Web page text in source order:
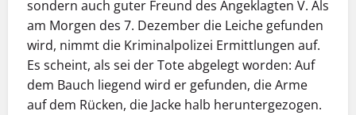
sondern auch guter Freund des Angeklagten V. Als
am Morgen des 7. Dezember die Leiche gefunden
wird, nimmt die Kriminalpolizei Ermittlungen auf.
Es scheint, als sei der Tote abgelegt worden: Auf
dem Bauch liegend wird er gefunden, die Arme
auf dem Rücken, die Jacke halb heruntergezogen.